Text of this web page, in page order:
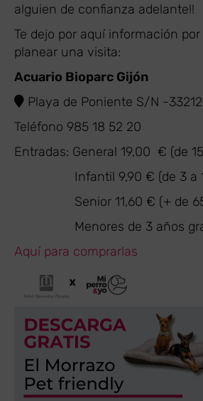
alguien de confianza adelante!!
Te dejo por aquí información
planear una visita:
Acuario Bioparc Gijón
Playa de Poniente S/N -
Teléfono 985 18 52 20
Entradas: General 19,00 € (de
Infantil 9,90 € (de 3 a
Senior 11,60 € (+ de 65
Menores de 3 años
Aquí para comprarlas